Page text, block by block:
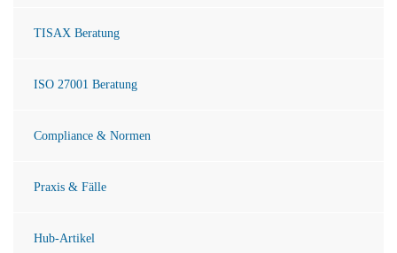
TISAX Beratung
ISO 27001 Beratung
Compliance & Normen
Praxis & Fälle
Hub-Artikel